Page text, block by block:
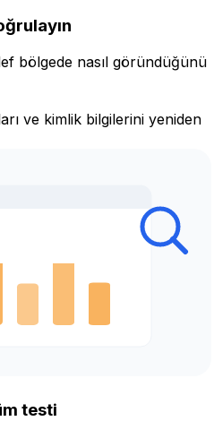
bölgede nasıl göründüğünü
ve kimlik bilgilerini yeniden
testi